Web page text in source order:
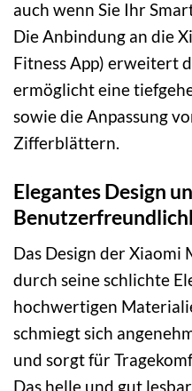
auch wenn Sie Ihr
Die Anbindung an die
Fitness App) erweitert
ermöglicht eine
sowie die Anpassung
Zifferblättern.
Elegantes Design
Das Design der Xiaomi
durch seine schlichte
hochwertigen
schmiegt sich
und sorgt für
Das helle und gut